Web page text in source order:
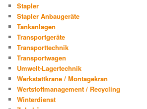
Stapler
Stapler Anbaugeräte
Tankanlagen
Transportgeräte
Transporttechnik
Transportwagen
Umwelt-Lagertechnik
Werkstattkrane / Montagekran
Wertstoffmanagement / Recycling
Winterdienst